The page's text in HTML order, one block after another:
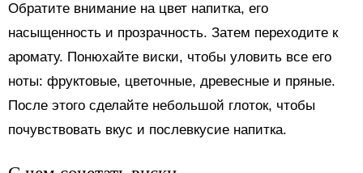
Обратите внимание на цвет напитка, его
насыщенность и прозрачность. Затем переходите к
аромату. Понюхайте виски, чтобы уловить все его
ноты: фруктовые, цветочные, древесные и пряные.
После этого сделайте небольшой глоток, чтобы
почувствовать вкус и послевкусие напитка.